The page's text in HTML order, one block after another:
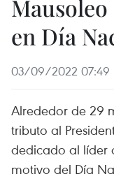
en Día
03/09/2022 07:49
Alrededor de 29
tributo al
dedicado al líder
motivo del Día